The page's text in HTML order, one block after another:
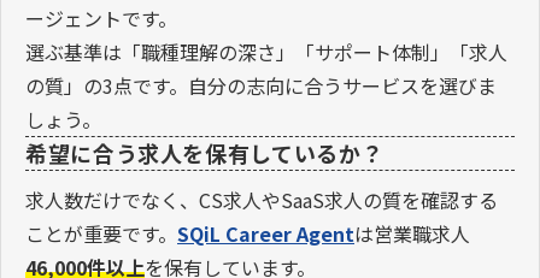
ージェントです。
選ぶ基準は「職種理解の深さ」「サポート体制」「求人
の質」の3点です。自分の志向に合うサービスを選びま
しょう。
希望に合う求人を保有しているか？
求人数だけでなく、CS求人やSaaS求人の質を確認する
ことが重要です。 SQiL Career Agentは営業職求人
46,000件以上を保有しています。